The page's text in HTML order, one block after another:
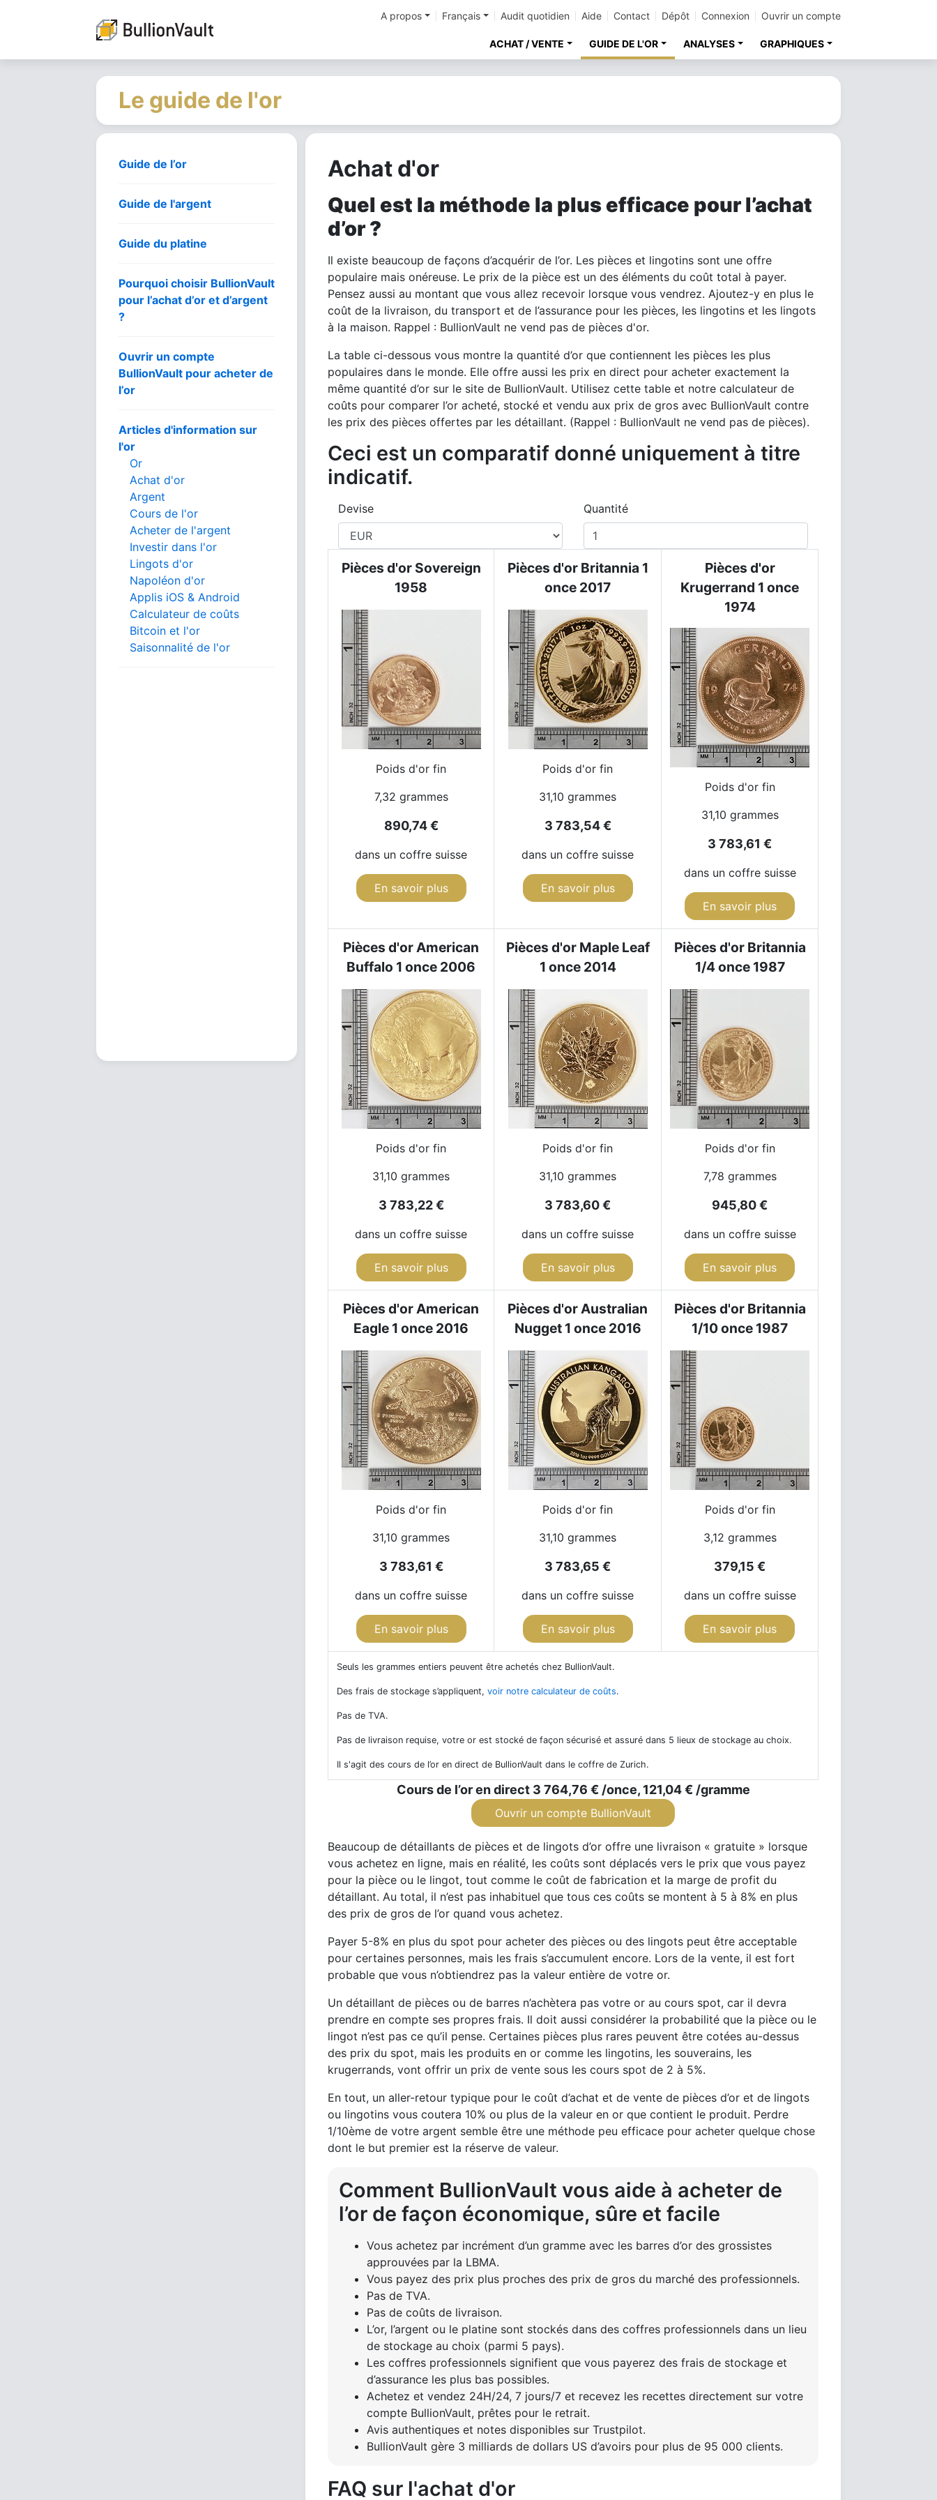
A propos Français Audit quotidien Aide Contact Dépôt Connexion Ouvrir un compte
ACHAT / VENTE GUIDE DE L'OR ANALYSES GRAPHIQUES
Le guide de l'or
Guide de l’or
Guide de l'argent
Guide du platine
Pourquoi choisir BullionVault
pour l’achat d’or et d’argent
?
Ouvrir un compte
BullionVault pour acheter de
l’or
Articles d'information sur
l'or
Or
Achat d'or
Argent
Cours de l'or
Acheter de l'argent
Investir dans l'or
Lingots d'or
Napoléon d'or
Applis iOS & Android
Calculateur de coûts
Bitcoin et l'or
Saisonnalité de l'or
Achat d'or
Quel est la méthode la plus efficace pour l’achat
d’or ?
Il existe beaucoup de façons d’acquérir de l’or. Les pièces et lingotins sont une offre
populaire mais onéreuse. Le prix de la pièce est un des éléments du coût total à payer.
Pensez aussi au montant que vous allez recevoir lorsque vous vendrez. Ajoutez-y en plus le
coût de la livraison, du transport et de l’assurance pour les pièces, les lingotins et les lingots
à la maison. Rappel : BullionVault ne vend pas de pièces d'or.
La table ci-dessous vous montre la quantité d’or que contiennent les pièces les plus
populaires dans le monde. Elle offre aussi les prix en direct pour acheter exactement la
même quantité d’or sur le site de BullionVault. Utilisez cette table et notre calculateur de
coûts pour comparer l’or acheté, stocké et vendu aux prix de gros avec BullionVault contre
les prix des pièces offertes par les détaillant. (Rappel : BullionVault ne vend pas de pièces).
Ceci est un comparatif donné uniquement à titre
indicatif.
Devise Quantité
Pièces d'or Sovereign
1958
Poids d'or fin
7,32 grammes
890,74 €
dans un coffre suisse
En savoir plus
Pièces d'or Britannia 1
once 2017
Poids d'or fin
31,10 grammes
3 783,54 €
dans un coffre suisse
En savoir plus
Pièces d'or
Krugerrand 1 once
1974
Poids d'or fin
31,10 grammes
3 783,61 €
dans un coffre suisse
En savoir plus
Pièces d'or American
Buffalo 1 once 2006
Poids d'or fin
31,10 grammes
3 783,22 €
dans un coffre suisse
En savoir plus
Pièces d'or Maple Leaf
1 once 2014
Poids d'or fin
31,10 grammes
3 783,60 €
dans un coffre suisse
En savoir plus
Pièces d'or Britannia
1/4 once 1987
Poids d'or fin
7,78 grammes
945,80 €
dans un coffre suisse
En savoir plus
Pièces d'or American
Eagle 1 once 2016
Poids d'or fin
31,10 grammes
3 783,61 €
dans un coffre suisse
En savoir plus
Pièces d'or Australian
Nugget 1 once 2016
Poids d'or fin
31,10 grammes
3 783,65 €
dans un coffre suisse
En savoir plus
Pièces d'or Britannia
1/10 once 1987
Poids d'or fin
3,12 grammes
379,15 €
dans un coffre suisse
En savoir plus
Seuls les grammes entiers peuvent être achetés chez BullionVault.
Des frais de stockage s’appliquent, voir notre calculateur de coûts.
Pas de TVA.
Pas de livraison requise, votre or est stocké de façon sécurisé et assuré dans 5 lieux de stockage au choix.
Il s'agit des cours de l’or en direct de BullionVault dans le coffre de Zurich.
Cours de l’or en direct 3 764,76 €/once, 121,04 €/gramme
Ouvrir un compte BullionVault
Beaucoup de détaillants de pièces et de lingots d’or offre une livraison « gratuite » lorsque
vous achetez en ligne, mais en réalité, les coûts sont déplacés vers le prix que vous payez
pour la pièce ou le lingot, tout comme le coût de fabrication et la marge de profit du
détaillant. Au total, il n’est pas inhabituel que tous ces coûts se montent à 5 à 8% en plus
des prix de gros de l’or quand vous achetez.
Payer 5-8% en plus du spot pour acheter des pièces ou des lingots peut être acceptable
pour certaines personnes, mais les frais s’accumulent encore. Lors de la vente, il est fort
probable que vous n’obtiendrez pas la valeur entière de votre or.
Un détaillant de pièces ou de barres n’achètera pas votre or au cours spot, car il devra
prendre en compte ses propres frais. Il doit aussi considérer la probabilité que la pièce ou le
lingot n’est pas ce qu’il pense. Certaines pièces plus rares peuvent être cotées au-dessus
des prix du spot, mais les produits en or comme les lingotins, les souverains, les
krugerrands, vont offrir un prix de vente sous les cours spot de 2 à 5%.
En tout, un aller-retour typique pour le coût d’achat et de vente de pièces d’or et de lingots
ou lingotins vous coutera 10% ou plus de la valeur en or que contient le produit. Perdre
1/10ème de votre argent semble être une méthode peu efficace pour acheter quelque chose
dont le but premier est la réserve de valeur.
Comment BullionVault vous aide à acheter de
l’or de façon économique, sûre et facile
Vous achetez par incrément d’un gramme avec les barres d’or des grossistes
approuvées par la LBMA.
Vous payez des prix plus proches des prix de gros du marché des professionnels.
Pas de TVA.
Pas de coûts de livraison.
L’or, l’argent ou le platine sont stockés dans des coffres professionnels dans un lieu
de stockage au choix (parmi 5 pays).
Les coffres professionnels signifient que vous payerez des frais de stockage et
d’assurance les plus bas possibles.
Achetez et vendez 24H/24, 7 jours/7 et recevez les recettes directement sur votre
compte BullionVault, prêtes pour le retrait.
Avis authentiques et notes disponibles sur Trustpilot.
BullionVault gère 3 milliards de dollars US d’avoirs pour plus de 95 000 clients.
FAQ sur l'achat d'or